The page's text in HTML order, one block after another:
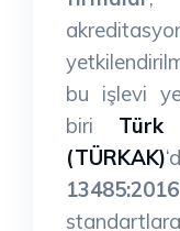
bu işlevi
biri Türk
(TÜRKAK)
13485:2016